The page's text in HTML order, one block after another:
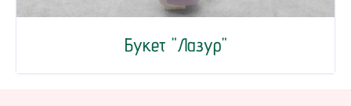
Букет "Лазур"